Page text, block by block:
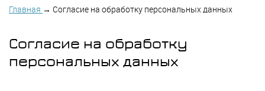
Главная → Согласие на обработку персональных данных
Согласие на обработку
персональных данных